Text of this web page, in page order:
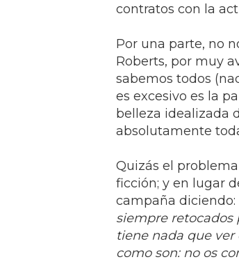
contratos con la
Por una parte, no
Roberts, por muy
sabemos todos
es excesivo es la
belleza idealizada
absolutamente
Quizás el
ficción; y en lugar
campaña diciendo:
siempre retocados
tiene nada que ver
como son: no os